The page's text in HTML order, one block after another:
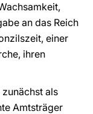
an das Reich
einer
ihren
als
Amtsträger